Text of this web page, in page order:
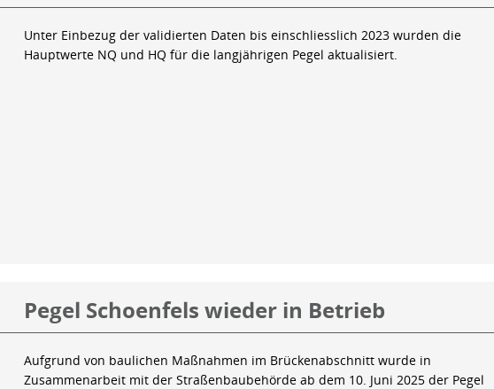
Unter Einbezug der validierten Daten bis einschliesslich 2023 wurden die
Hauptwerte NQ und HQ für die langjährigen Pegel aktualisiert.
Pegel Schoenfels wieder in Betrieb
Aufgrund von baulichen Maßnahmen im Brückenabschnitt wurde in
Zusammenarbeit mit der Straßenbaubehörde ab dem 10. Juni 2025 der Pegel